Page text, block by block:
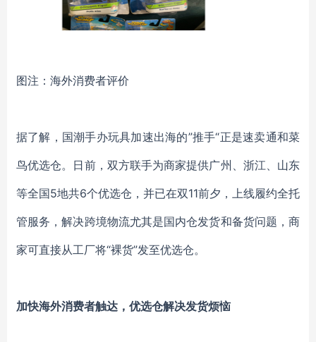
图注：海外消费者评价
据了解，国潮手办玩具加速出海的”推手“正是速卖通和菜
鸟优选仓。日前， 双方联手为商家提供广州、浙江、山东
等全国5地共6个优选仓 ，并已在双11前夕，上线履约全托
管服务，解决跨境物流尤其是国内仓发货和备货问题，商
家可直接从工厂将“裸货”发至优选仓。
加快海外消费者触达，优选仓解决发货烦恼